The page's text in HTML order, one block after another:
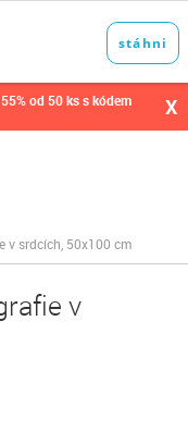
od 50 ks s kódem X
v srdcích, 50x100 cm
v